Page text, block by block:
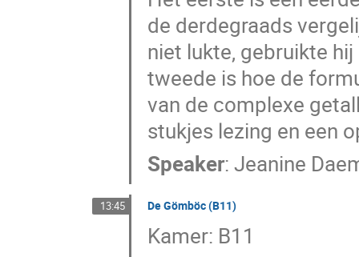
de derdegraads
niet lukte, gebruikte
tweede is hoe de
van de complexe
stukjes lezing en een
Speaker: Jeanine
13:45 De Gömböc (B11)
Kamer: B11